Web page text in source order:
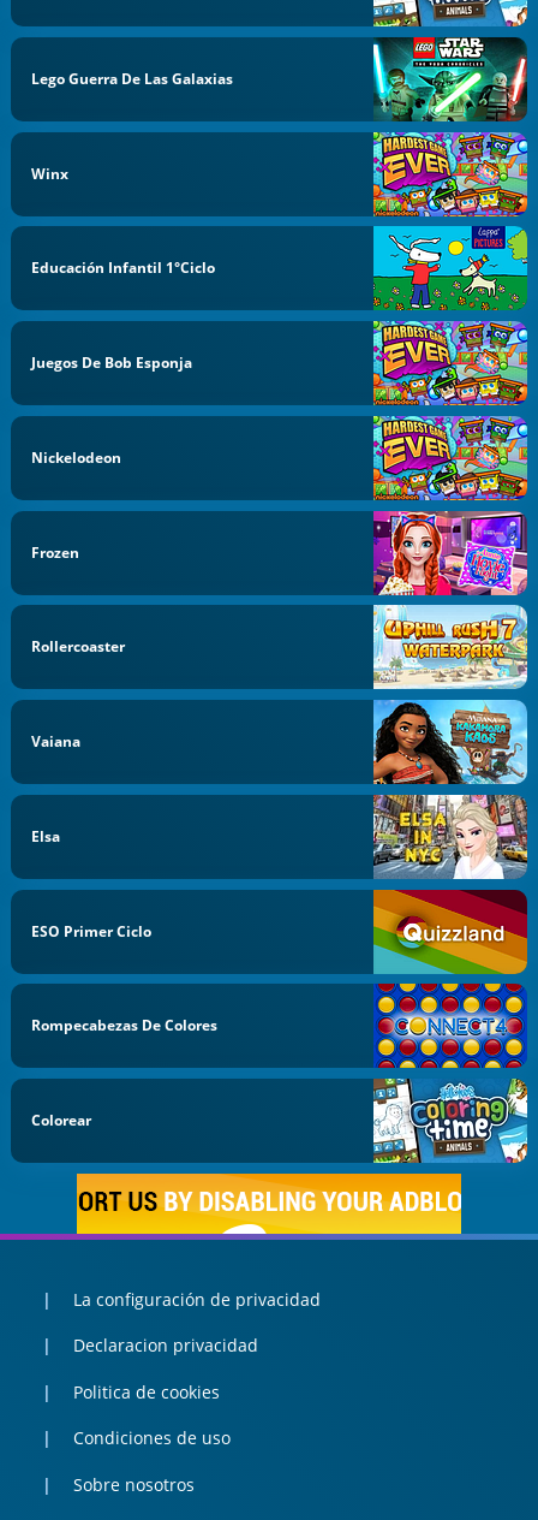
Lego Guerra De Las Galaxias
Winx
Educación Infantil 1°Ciclo
Juegos De Bob Esponja
Nickelodeon
Frozen
Rollercoaster
Vaiana
Elsa
ESO Primer Ciclo
Rompecabezas De Colores
Colorear
La configuración de privacidad
Declaracion privacidad
Politica de cookies
Condiciones de uso
Sobre nosotros